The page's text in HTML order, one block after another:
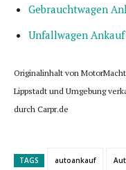
Gebrauchtwagen
Unfallwagen Ankauf
Originalinhalt von
Lippstadt und Umgebung
durch Carpr.de
TAGS autoankauf